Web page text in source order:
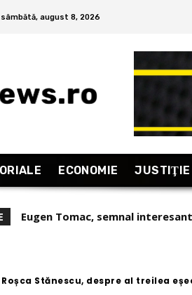
sâmbătă, august 8, 2026
ECONOMIE JUSTIŢIE
Eugen Tomac, semnal
Roșca Stănescu, despre al treilea